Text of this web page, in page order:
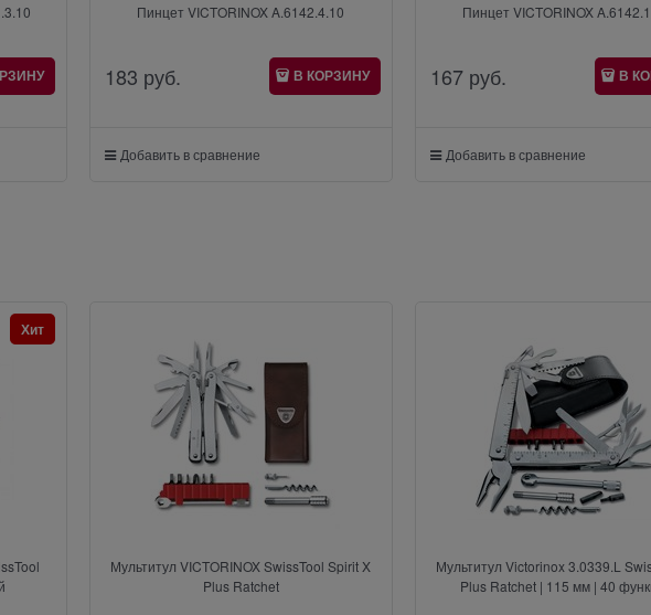
Пинцет VICTORINOX A.6142.4.10
183 руб. В КОРЗИНУ
Добавить в сравнение
Пинцет VICTORINOX
167 руб. В
Добавить в сравнение
Хит
Мультитул VICTORINOX SwissTool Spirit X
Plus Ratchet
Мультитул Victorinox 3.0339.L
Plus Ratchet | 115 мм | 40